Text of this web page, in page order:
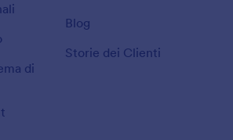
di
Blog
Storie dei Clienti